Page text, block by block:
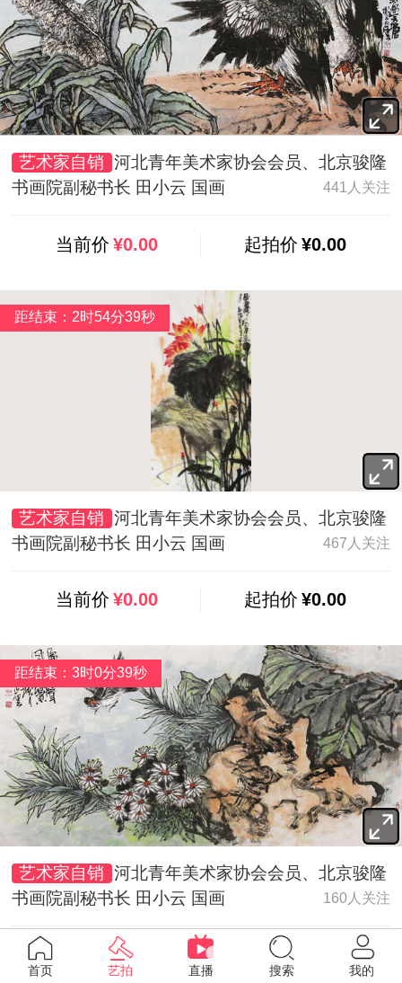
艺术家自销 河北青年美术家协会会员、北京骏隆
书画院副秘书长 田小云 国画
441人关注
当前价 ¥0.00 起拍价 ¥0.00
艺术家自销 河北青年美术家协会会员、北京骏隆
书画院副秘书长 田小云 国画
467人关注
当前价 ¥0.00 起拍价 ¥0.00
距结束：2时54分38秒
艺术家自销 河北青年美术家协会会员、北京骏隆
书画院副秘书长 田小云 国画
160人关注
当前价¥0.00 起拍价
距结束：3时0分38秒
首页 艺拍 直播 搜索 我的